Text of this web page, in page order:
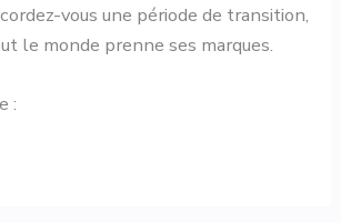
vous une période de transition,
le monde prenne ses marques.
: